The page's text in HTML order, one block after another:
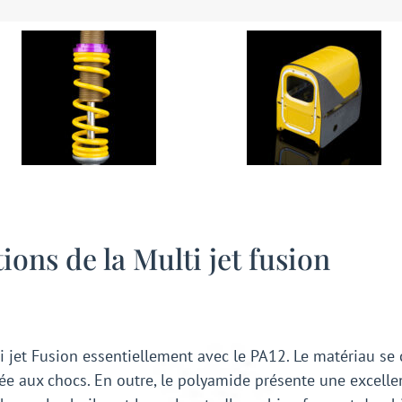
de la Multi jet fusion
Fusion essentiellement avec le PA12. Le matériau
aux chocs. En outre, le polyamide présente une